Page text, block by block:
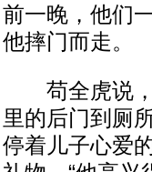
前一晚，他们
他摔门而走。
苟全虎说，8
里的后门到厕
停着儿子心爱